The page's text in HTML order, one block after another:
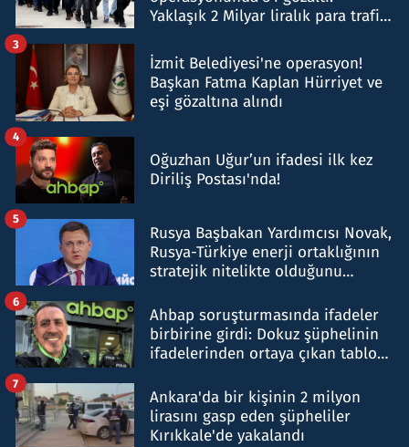
Yaklaşık 2 Milyar liralık para trafiği
İzmit Belediyesi'ne operasyon!
Başkan Fatma Kaplan Hürriyet ve
eşi gözaltına alındı
3
Oğuzhan Uğur’un ifadesi ilk kez
Diriliş Postası'nda!
4
Rusya Başbakan Yardımcısı Novak,
Rusya-Türkiye enerji ortaklığının
stratejik nitelikte olduğunu
5
Ahbap soruşturmasında ifadeler
birbirine girdi: Dokuz şüphelinin
ifadelerinden ortaya çıkan tablo
6
Ankara'da bir kişinin 2 milyon
lirasını gasp eden şüpheliler
Kırıkkale'de yakalandı
7